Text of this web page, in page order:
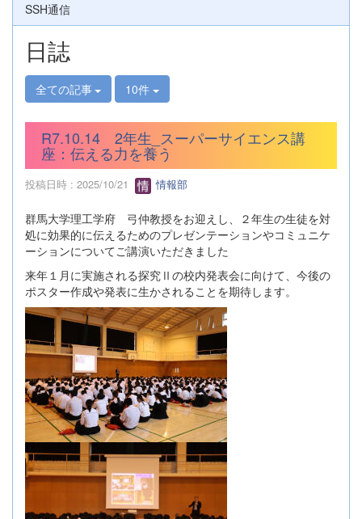
SSH通信
日誌
全ての記事 10件
R7.10.14 2年生_スーパーサイエンス講
座：伝える力を養う
投稿日時 : 2025/10/21 情報部
群馬大学理工学府 弓仲教授をお迎えし、２年生の生徒を対
処に効果的に伝えるためのプレゼンテーションやコミュニケ
ーションについてご講演いただきました
来年１月に実施される探究Ⅱの校内発表会に向けて、今後の
ポスター作成や発表に生かされることを期待します。